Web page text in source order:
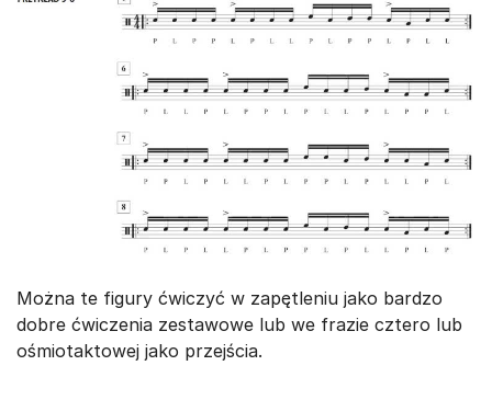
Można te figury ćwiczyć w zapętleniu jako bardzo
dobre ćwiczenia zestawowe lub we frazie cztero lub
ośmiotaktowej jako przejścia.